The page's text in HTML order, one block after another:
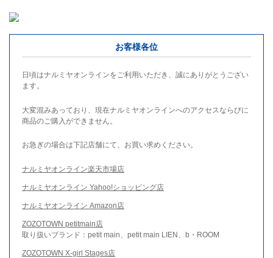
お客様各位
日頃はナルミヤオンラインをご利用いただき、誠にありがとうござい
ます。
大変混みあっており、現在ナルミヤオンラインへのアクセスならびに
商品のご購入ができません。
お急ぎの場合は下記店舗にて、お買い求めください。
ナルミヤオンライン楽天市場店
ナルミヤオンライン Yahoo!ショッピング店
ナルミヤオンライン Amazon店
ZOZOTOWN petitmain店
取り扱いブランド：petit main、petit main LIEN、b・ROOM
ZOZOTOWN X-girl Stages店